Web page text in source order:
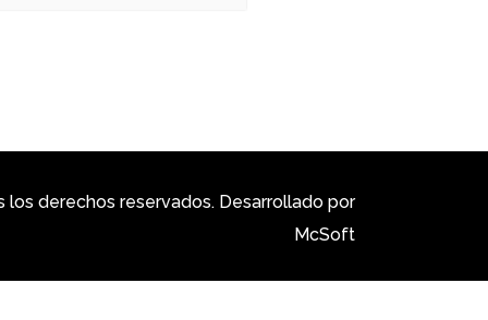
los derechos reservados. Desarrollado por
McSoft